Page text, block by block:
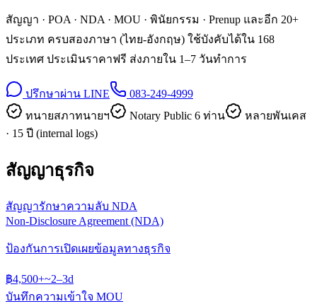
สัญญา · POA · NDA · MOU · พินัยกรรม · Prenup และอีก 20+
ประเภท ครบสองภาษา (ไทย-อังกฤษ) ใช้บังคับได้ใน 168
ประเทศ ประเมินราคาฟรี ส่งภายใน 1–7 วันทำการ
ปรึกษาผ่าน LINE
083-249-4999
ทนายสภาทนายฯ
Notary Public 6 ท่าน
หลายพันเคส
· 15 ปี (internal logs)
สัญญาธุรกิจ
สัญญารักษาความลับ NDA
Non-Disclosure Agreement (NDA)
ป้องกันการเปิดเผยข้อมูลทางธุรกิจ
฿4,500+~2–3d
บันทึกความเข้าใจ MOU